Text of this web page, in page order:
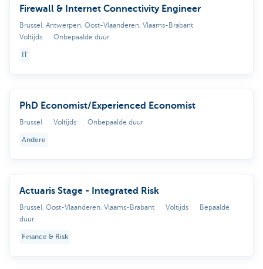
Firewall & Internet Connectivity Engineer
Brussel, Antwerpen, Oost-Vlaanderen, Vlaams-Brabant
Voltijds
Onbepaalde duur
IT
PhD Economist/Experienced Economist
Brussel Voltijds Onbepaalde duur
Andere
Actuaris Stage - Integrated Risk
Brussel, Oost-Vlaanderen, Vlaams-Brabant Voltijds
Bepaalde
duur
Finance & Risk